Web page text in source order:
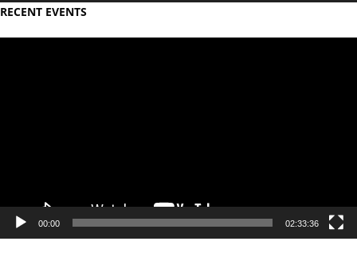
RECENT EVENTS
00:00 02:33:36